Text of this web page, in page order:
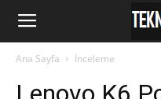
www.Teknoloji6.com
Ana Sayfa İnceleme